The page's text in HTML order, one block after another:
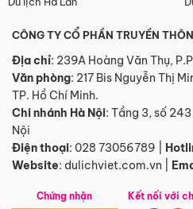
CÔNG TY CỔ PHẦN TRUYỀN
Địa chỉ: 239A Hoàng Văn Thụ,
Văn phòng: 217 Bis Nguyễn Thị
TP. Hồ Chí Minh.
Chi nhánh Hà Nội: Tầng 3, số
Nội
Điện thoại: 028 73056789
Website: dulichviet.com.vn
Chứng nhận Kết nối với